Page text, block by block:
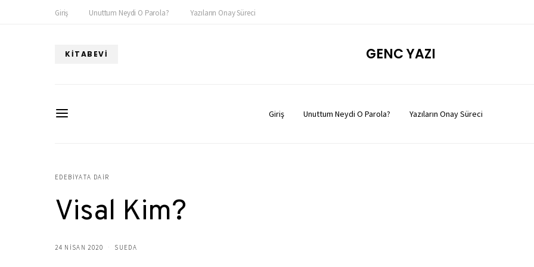
Giriş Unuttum Neydi O Parola? Yazıların Onay Süreci
KITABEVI GENC YAZI
Giriş Unuttum Neydi O Parola? Yazıların Onay Süreci
EDEBIYATA DAIR
Visal Kim?
24 NISAN 2020 SUEDA